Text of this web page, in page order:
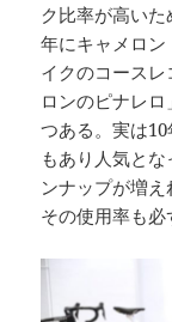
ク比率が高い
年にキャメロ
イクのコース
ロンのピナレ
つある。実は
もあり人気と
ンナップが増え
その使用率も必